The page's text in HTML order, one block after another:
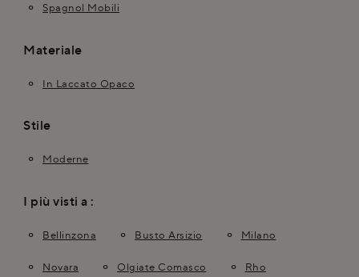
Spagnol Mobili
Materiale
In Laccato Opaco
Stile
Moderne
I più visti a :
Bellinzona Busto Arsizio Milano
Novara Olgiate Comasco Rho